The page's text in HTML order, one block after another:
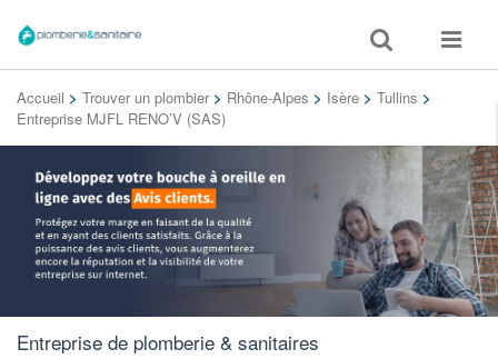
Toggle
search
Toggle
Accueil > Trouver un plombier > Rhône-Alpes > Isère > Tullins >
Entreprise MJFL RENO’V (SAS)
Entreprise de plomberie & sanitaires